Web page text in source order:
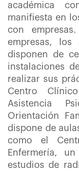
académica
manifiesta en
con
empresas, los
disponen de
instalaciones
realizar sus
Centro
Asistencia
Orientación
dispone de
como el
Enfermería,
estudios de